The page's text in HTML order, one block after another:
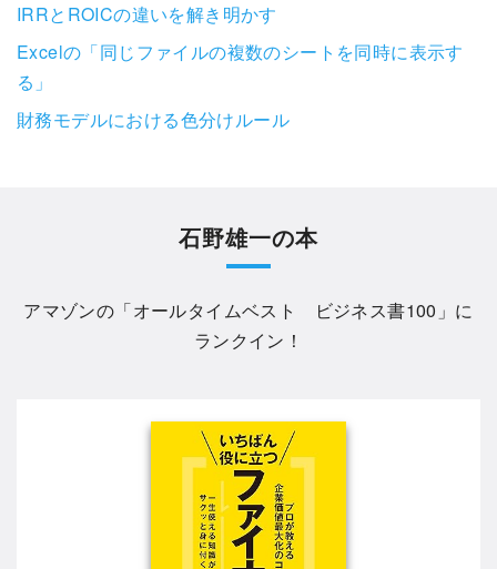
IRRとROICの違いを解き明かす
Excelの「同じファイルの複数のシートを同時に表示す
る」
財務モデルにおける色分けルール
石野雄一の本
アマゾンの「オールタイムベスト ビジネス書100 」に
ランクイン！